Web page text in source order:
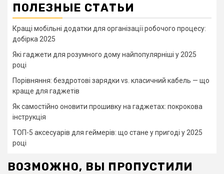
ПОЛЕЗНЫЕ СТАТЬИ
Кращі мобільні додатки для організації робочого процесу:
добірка 2025
Які гаджети для розумного дому найпопулярніші у 2025
році
Порівняння: бездротові зарядки vs. класичний кабель — що
краще для гаджетів
Як самостійно оновити прошивку на гаджетах: покрокова
інструкція
ТОП-5 аксесуарів для геймерів: що стане у пригоді у 2025
році
ВОЗМОЖНО, ВЫ ПРОПУСТИЛИ